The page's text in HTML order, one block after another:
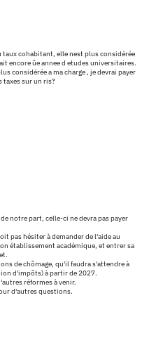
cohabitant, elle nest plus considérée
encore ûe annee d etudes universitaires.
considérée a ma charge , je devrai payer
taxes sur un ris?
notre part, celle-ci ne devra pas payer
pas hésiter à demander de l'aide au
établissement académique, et entrer sa
de chômage, qu'il faudra s'attendre à
d'impôts) à partir de 2027.
réformes à venir.
d'autres questions.